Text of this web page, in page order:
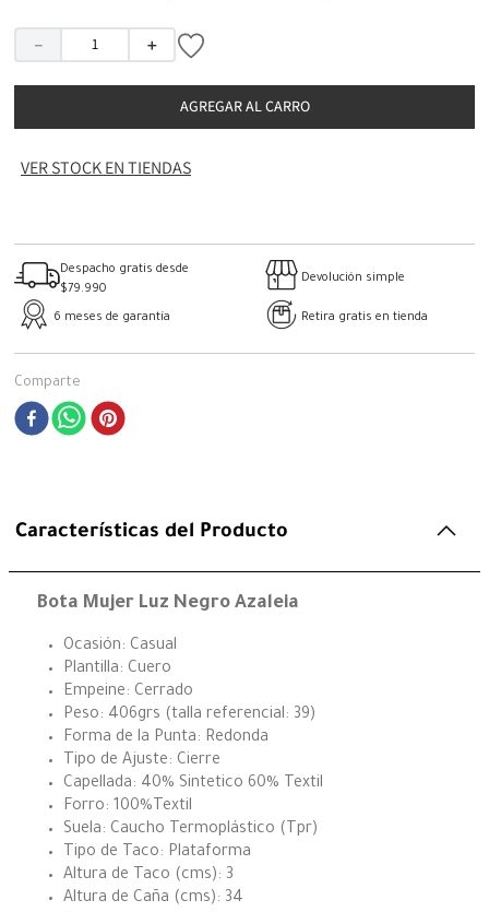
＋
－
AGREGAR AL CARRO
VER STOCK EN TIENDAS
Despacho gratis desde
$79.990
Devolución simple
6 meses de garantía Retira gratis en tienda
Comparte
Características del Producto
Bota Mujer Luz Negro Azaleia
Ocasión: Casual
Plantilla: Cuero
Empeine: Cerrado
Peso: 406grs (talla referencial: 39)
Forma de la Punta: Redonda
Tipo de Ajuste: Cierre
Capellada: 40% Sintetico 60% Textil
Forro: 100%Textil
Suela: Caucho Termoplástico (Tpr)
Tipo de Taco: Plataforma
Altura de Taco (cms): 3
Altura de Caña (cms): 34